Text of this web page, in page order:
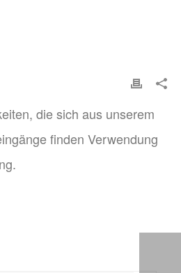
die sich aus unserem
finden Verwendung